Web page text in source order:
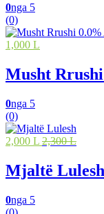
0nga 5
(0)
1,000 L
Musht
0nga 5
(0)
2,000 L 2,300 L
Mjaltë Lulesh
0nga 5